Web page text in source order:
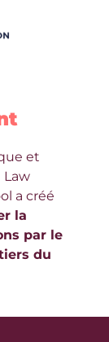
et
Law
a créé
la
par le
du